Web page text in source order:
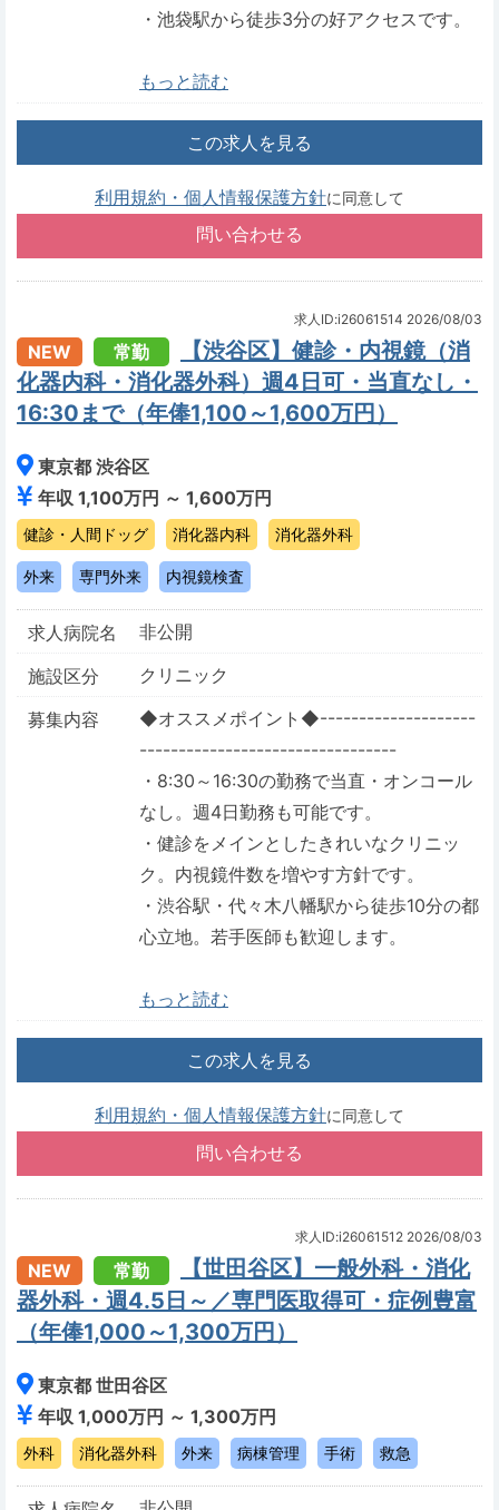
・池袋駅から徒歩3分の好アクセスです。
もっと読む
この求人を見る
利用規約・個人情報保護方針に同意して
求人ID:i26061514 2026/08/03
NEW 常勤
【渋谷区】健診・内視鏡（消
化器内科・消化器外科）週4日可・当直なし・
16:30まで（年俸1,100～1,600万円）
東京都 渋谷区
年収 1,100万円 ～ 1,600万円
健診・人間ドッグ 消化器内科 消化器外科
外来 専門外来 内視鏡検査
求人病院名
非公開
施設区分
クリニック
募集内容
◆オススメポイント◆--------------------
---------------------------------
・8:30～16:30の勤務で当直・オンコール
なし。週4日勤務も可能です。
・健診をメインとしたきれいなクリニッ
ク。内視鏡件数を増やす方針です。
・渋谷駅・代々木八幡駅から徒歩10分の都
心立地。若手医師も歓迎します。
もっと読む
この求人を見る
利用規約・個人情報保護方針に同意して
求人ID:i26061512 2026/08/03
NEW 常勤
【世田谷区】一般外科・消化
器外科・週4.5日～／専門医取得可・症例豊富
（年俸1,000～1,300万円）
東京都 世田谷区
年収 1,000万円 ～ 1,300万円
外科 消化器外科 外来 病棟管理 手術 救急